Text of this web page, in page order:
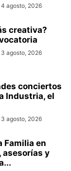
4 agosto, 2026
creativa?
3 agosto, 2026
conciertos
Industria, el
3 agosto, 2026
Familia en
asesorías y